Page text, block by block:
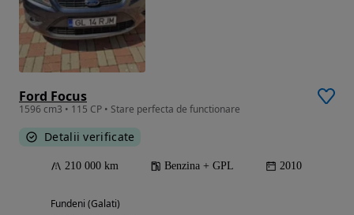
Ford Focus
1596 cm3 • 115 CP • Stare perfecta de functionare
Detalii verificate
210 000 km Benzina + GPL 2010
Fundeni (Galati)